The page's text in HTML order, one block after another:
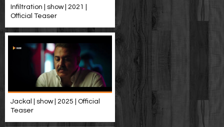
Infiltration | show | 2021 |
Official Teaser
Jackal | show | 2025 | Official
Teaser